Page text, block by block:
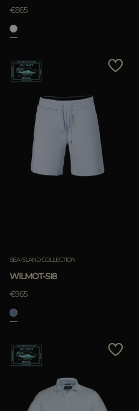
€865
SEA ISLAND COLLECTION
WILMOT-SI8
€965